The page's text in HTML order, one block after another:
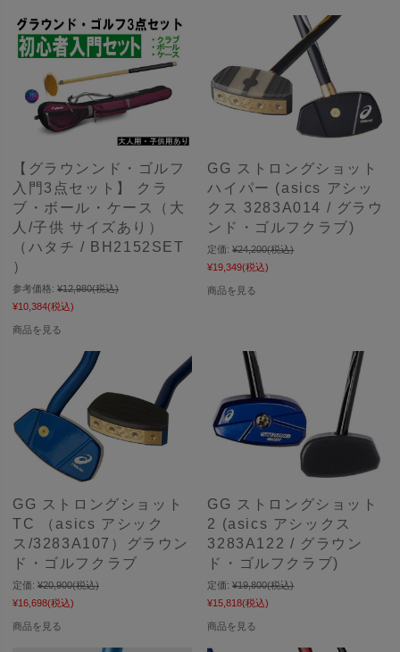
【グラウンンド・ゴルフ
入門3点セット】 クラ
ブ・ボール・ケース（大
人/子供 サイズあり）
（ハタチ / BH2152SET
）
参考価格: ¥12,980(税込)
¥10,384(税込)
商品を見る
GG ストロングショット
ハイパー (asics アシッ
クス 3283A014 / グラウ
ンド・ゴルフクラブ)
定価: ¥24,200(税込)
¥19,349(税込)
商品を見る
GG ストロングショット
TC （asics アシック
ス/3283A107）グラウン
ド・ゴルフクラブ
定価: ¥20,900(税込)
¥16,698(税込)
商品を見る
GG ストロングショット
2 (asics アシックス
3283A122 / グラウン
ド・ゴルフクラブ)
定価: ¥19,800(税込)
¥15,818(税込)
商品を見る